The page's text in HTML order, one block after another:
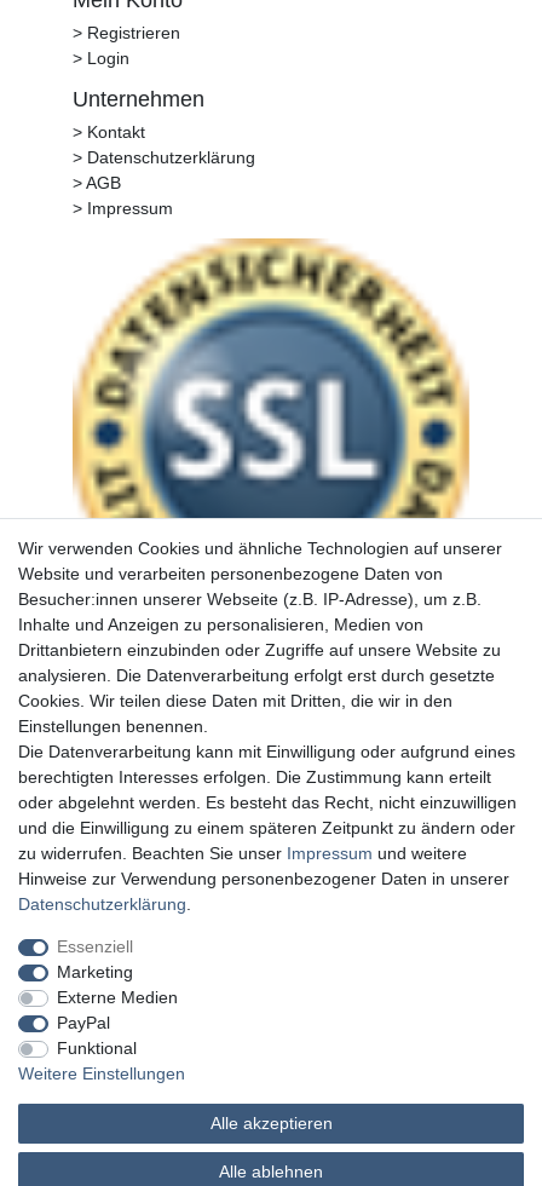
> Registrieren
> Login
Unternehmen
> Kontakt
> Datenschutzerklärung
> AGB
> Impressum
MATHES Werkzeuge und Maschinen
Wir verwenden Cookies und ähnliche Technologien auf unserer
Website und verarbeiten personenbezogene Daten von
Besucher:innen unserer Webseite (z.B. IP-Adresse), um z.B.
Inhalte und Anzeigen zu personalisieren, Medien von
Drittanbietern einzubinden oder Zugriffe auf unsere Website zu
analysieren. Die Datenverarbeitung erfolgt erst durch gesetzte
Cookies. Wir teilen diese Daten mit Dritten, die wir in den
Einstellungen benennen.
Die Datenverarbeitung kann mit Einwilligung oder aufgrund eines
berechtigten Interesses erfolgen. Die Zustimmung kann erteilt
oder abgelehnt werden. Es besteht das Recht, nicht einzuwilligen
und die Einwilligung zu einem späteren Zeitpunkt zu ändern oder
zu widerrufen. Beachten Sie unser Impressum und weitere
Hinweise zur Verwendung personenbezogener Daten in unserer
Daten­schutz­erklärung
Essenziell
Marketing
Externe Medien
PayPal
Funktional
Weitere Einstellungen
Alle akzeptieren
Alle ablehnen